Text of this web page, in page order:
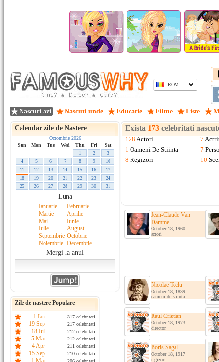
ROM
Nascuti azi Nascuti unde Educatie Filme Liste
Calendar zile de Nastere
Octombrie 2026
Sun
Mon Tue Wed Thu Fri
Sat
1
2
3
4
5 6 7 8 9
10
11
12 13 14 15 16
17
18
19 20 21 22 23
24
25
26 27 28 29 30 31
Luna
Ianuarie
Februarie
Martie
Aprilie
Mai
Iunie
Iulie
August
Septembrie Octobrie
Noiembrie
Decembrie
Mergi la anul
Zile de nastere Populare
1 Ian
317 celebritati
19 Sep 217 celebritati
18 Iul 212 celebritati
5 Mai 212 celebritati
4 Apr 211 celebritati
15 Sep 210 celebritati
1 Mai 206 celebritati
Exista 173 celebritati
128 Actori 7
1 Oameni De Stiinta 7
8 Regizori 10
Jean-Claude Van
Damme
October 18, 1960
actori
Nicolae Teclu
October 18, 1839
oameni de stiinta
Raul Cristian
October 18, 1973
director
Boris Sagal
October 18, 1917
regizori